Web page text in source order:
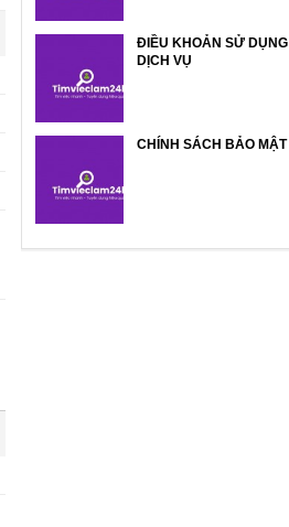
ĐIỀU KHOẢN SỬ DỤNG
DỊCH VỤ
CHÍNH SÁCH BẢO MẬT